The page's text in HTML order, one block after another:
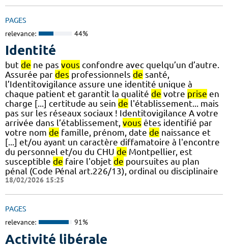
PAGES
relevance: 44%
Identité
but de ne pas vous confondre avec quelqu’un d’autre.
Assurée par des professionnels de santé,
l’Identitovigilance assure une identité unique à
chaque patient et garantit la qualité de votre prise en
charge [...] certitude au sein de l'établissement... mais
pas sur les réseaux sociaux ! Identitovigilance A votre
arrivée dans l’établissement, vous êtes identifié par
votre nom de famille, prénom, date de naissance et
[...] et/ou ayant un caractère diffamatoire à l'encontre
du personnel et/ou du CHU de Montpellier, est
susceptible de faire l'objet de poursuites au plan
pénal (Code Pénal art.226/13), ordinal ou disciplinaire
18/02/2026 15:25
PAGES
relevance: 91%
Activité libérale